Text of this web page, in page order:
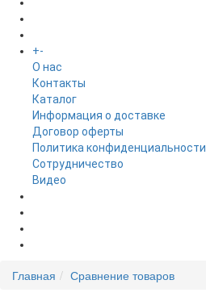
+-
O нас
Контакты
Каталог
Информация о доставке
Договор оферты
Политика конфиденциальности
Сотрудничество
Видео
Главная Сравнение товаров